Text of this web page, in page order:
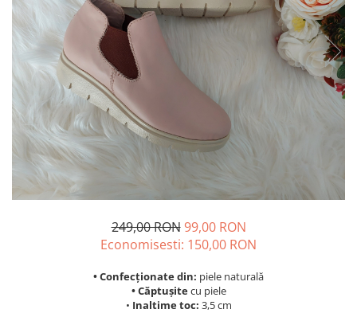
249,00 RON 99,00 RON
Economisesti: 150,00 RON
• Confecționate din: piele naturală
• Căptușitecu piele
• Inaltime toc: 3,5 cm